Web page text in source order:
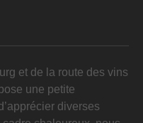
et de la route des vins
une petite
diverses